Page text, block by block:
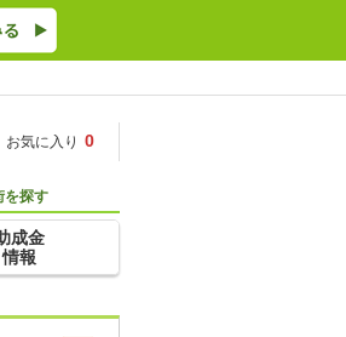
お気に入り 0
を探す
成金
情報